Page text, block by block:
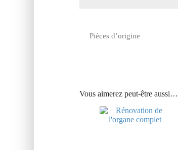
Pièces d’origine
Vous aimerez peut-être aussi…